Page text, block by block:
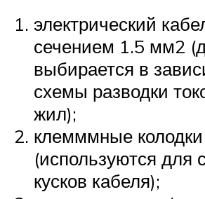
электрический
сечением 1.5 мм2
выбирается в
схемы разводки
жил);
клемммные колодки
(используются для
кусков кабеля);